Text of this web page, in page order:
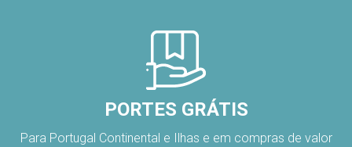
PORTES GRÁTIS
Para Portugal Continental e Ilhas e em compras de valor